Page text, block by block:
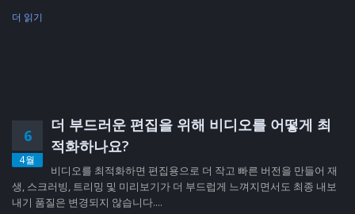
더 읽기
6
4월
더 부드러운 편집을 위해 비디오를 어떻게 최
적화하나요?
비디오를 최적화하면 편집용으로 더 작고 빠른 버전을 만들어 재
생, 스크러빙, 트리밍 및 미리보기가 더 부드럽게 느껴지면서도 최종 내보
내기 품질은 변경되지 않습니다....